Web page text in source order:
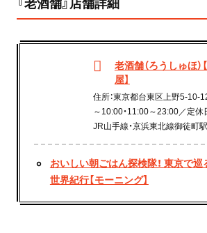
老酒舗（ろうしゅほ）
屋】
住所：東京都台東区上野5-10-
～10:00・11:00～23:00／定休
JR山手線・京浜東北線御徒町
おいしい朝ごはん探検隊！ 東京で
世界紀行【モーニング】